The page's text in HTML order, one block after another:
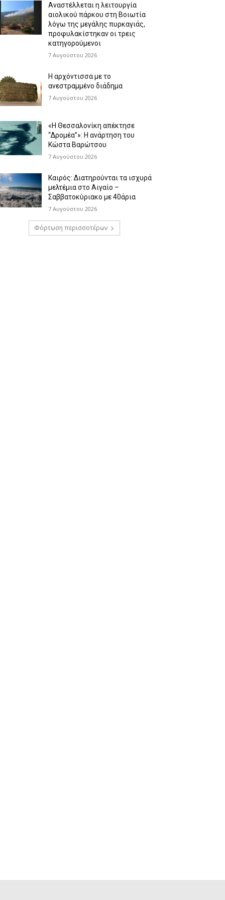
Αναστέλλεται η λειτουργία
αιολικού πάρκου στη Βοιωτία
λόγω της μεγάλης πυρκαγιάς,
προφυλακίστηκαν οι τρεις
κατηγορούμενοι
7 Αυγούστου 2026
Η αρχόντισσα με το
ανεστραμμένο διάδημα
7 Αυγούστου 2026
«Η Θεσσαλονίκη απέκτησε
“Δρομέα”»: Η ανάρτηση του
Κώστα Βαρώτσου
7 Αυγούστου 2026
Καιρός: Διατηρούνται τα ισχυρά
μελτέμια στο Αιγαίο –
Σαββατοκύριακο με 40άρια
7 Αυγούστου 2026
Φόρτωση περισσοτέρων